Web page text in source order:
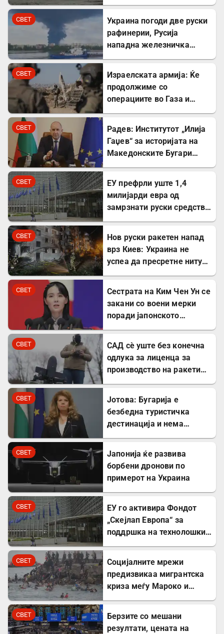
СВЕТ
Украина погоди две руски
рафинерии, Русија
нападна железничка
СВЕТ
Израелската армија: Ќе
продолжиме со
операциите во Газа и
СВЕТ
Радев: Институтот „Илија
Гаџев“ за историјата на
Македонските Бугари
СВЕТ
ЕУ префрли уште 1,4
милијарди евра од
замрзнати руски средства
СВЕТ
Нов руски ракетен напад
врз Киев: Украина не
успеа да пресретне ниту
СВЕТ
Сестрата на Ким Чен Ун се
закани со воени мерки
поради јапонското
СВЕТ
САД сè уште без конечна
одлука за лиценца за
производство на ракети
СВЕТ
Јотова: Бугарија е
безбедна туристичка
дестинација и нема
СВЕТ
Јапонија ќе развива
борбени дронови по
примерот на Украина
СВЕТ
ЕУ го активира Фондот
„Скејлап Европа“ за
поддршка на технолошки
СВЕТ
Социјалните мрежи
предизвикаа мигрантска
криза меѓу Мароко и
СВЕТ
Берзите со мешани
резултати, цената на